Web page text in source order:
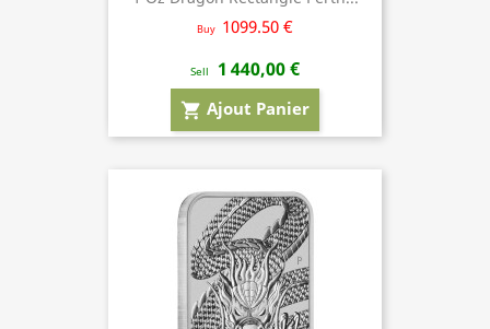
Buy 1099.50 €
Sell 1 440,00 €
shopping_cart Ajout Panier